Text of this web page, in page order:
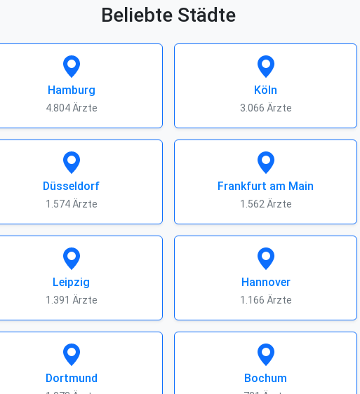
Beliebte Städte
Hamburg
4.804 Ärzte
Köln
3.066 Ärzte
Düsseldorf
1.574 Ärzte
Frankfurt am Main
1.562 Ärzte
Leipzig
1.391 Ärzte
Hannover
1.166 Ärzte
Dortmund Bochum